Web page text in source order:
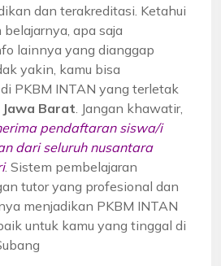
dan terakreditasi. Ketahui
apa saja
lainnya yang dianggap
yakin, kamu bisa
PKBM INTAN yang terletak
Barat . Jangan khawatir,
pendaftaran siswa/i
dari seluruh nusantara
. Sistem pembelajaran
tutor yang profesional dan
menjadikan PKBM INTAN
untuk kamu yang tinggal di